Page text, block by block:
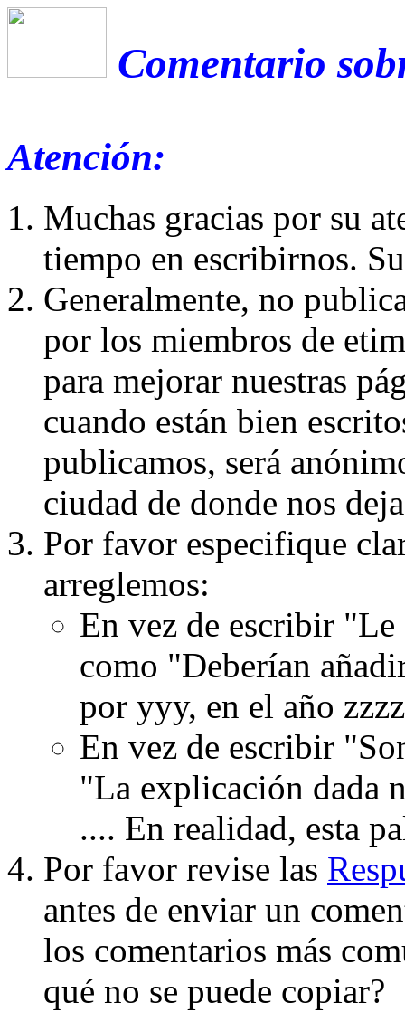
Comentario
Atención:
Muchas gracias por su
tiempo en escribirnos.
Generalmente, no
por los miembros de
para mejorar nuestras
cuando están bien
publicamos, será
ciudad de donde nos
Por favor especifique
arreglemos:
En vez de escribir
como "Deberían
por yyy, en el año
En vez de escribir
"La explicación dada
.... En realidad, esta
Por favor revise las
antes de enviar un
los comentarios más
qué no se puede copiar?